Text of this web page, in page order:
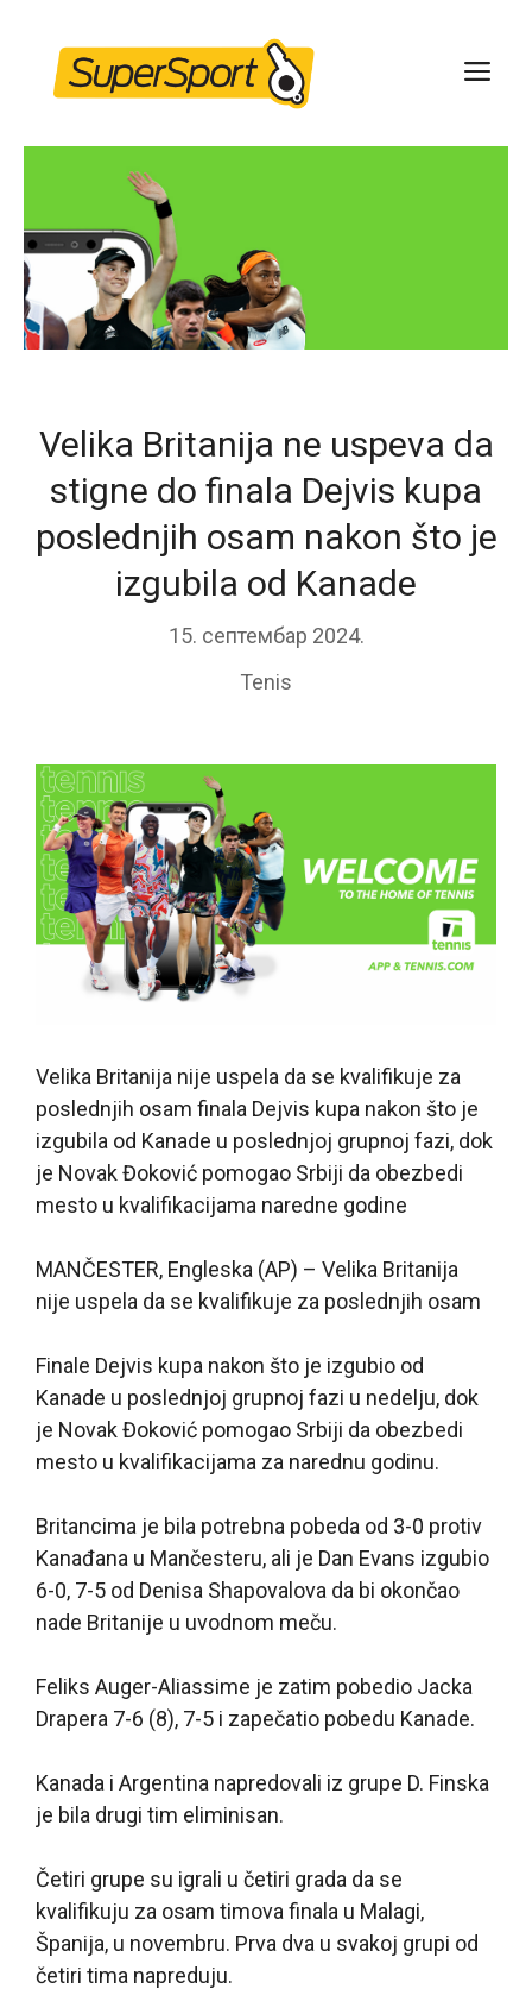
content
Velika Britanija ne uspeva da
stigne do finala Dejvis kupa
poslednjih osam nakon što je
izgubila od Kanade
15. септембар 2024.
Tenis
Velika Britanija nije uspela da se kvalifikuje za
poslednjih osam finala Dejvis kupa nakon što je
izgubila od Kanade u poslednjoj grupnoj fazi, dok
je Novak Đoković pomogao Srbiji da obezbedi
mesto u kvalifikacijama naredne godine
MANČESTER, Engleska (AP) – Velika Britanija
nije uspela da se kvalifikuje za poslednjih osam
Finale Dejvis kupa nakon što je izgubio od
Kanade u poslednjoj grupnoj fazi u nedelju, dok
je Novak Đoković pomogao Srbiji da obezbedi
mesto u kvalifikacijama za narednu godinu.
Britancima je bila potrebna pobeda od 3-0 protiv
Kanađana u Mančesteru, ali je Dan Evans izgubio
6-0, 7-5 od Denisa Shapovalova da bi okončao
nade Britanije u uvodnom meču.
Feliks Auger-Aliassime je zatim pobedio Jacka
Drapera 7-6 (8), 7-5 i zapečatio pobedu Kanade.
Kanada i Argentina napredovali iz grupe D. Finska
je bila drugi tim eliminisan.
Četiri grupe su igrali u četiri grada da se
kvalifikuju za osam timova finala u Malagi,
Španija, u novembru. Prva dva u svakoj grupi od
četiri tima napreduju.